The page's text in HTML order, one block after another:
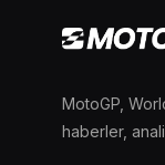
MotoGP,
haberler,